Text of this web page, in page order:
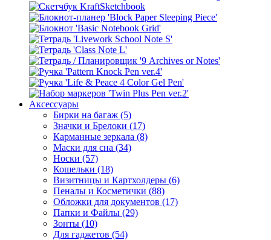
Аксессуары
Бирки на багаж (5)
Значки и Брелоки (17)
Карманные зеркала (8)
Маски для сна (34)
Носки (57)
Кошельки (18)
Визитницы и Картхолдеры (6)
Пеналы и Косметички (88)
Обложки для документов (17)
Папки и Файлы (29)
Зонты (10)
Для гаджетов (54)